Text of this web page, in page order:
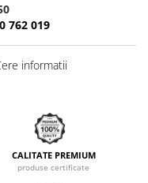
762 019
informatii
CALITATE PREMIUM
produse certificate